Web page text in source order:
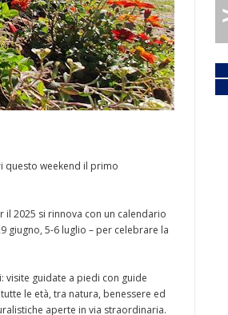
questo weekend il primo
2025 si rinnova con un calendario
giugno, 5-6 luglio – per celebrare la
visite guidate a piedi con guide
le età, tra natura, benessere ed
aperte in via straordinaria.